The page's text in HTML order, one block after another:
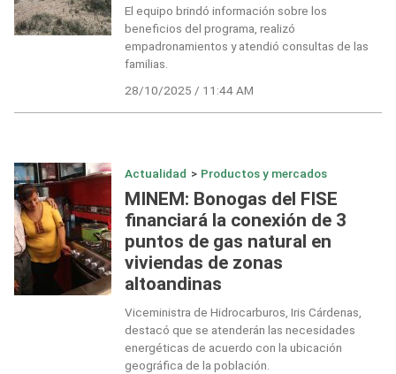
El equipo brindó información sobre los
beneficios del programa, realizó
empadronamientos y atendió consultas de las
familias.
28/10/2025 / 11:44 AM
Actualidad > Productos y mercados
MINEM: Bonogas del FISE
financiará la conexión de 3
puntos de gas natural en
viviendas de zonas
altoandinas
Viceministra de Hidrocarburos, Iris Cárdenas,
destacó que se atenderán las necesidades
energéticas de acuerdo con la ubicación
geográfica de la población.